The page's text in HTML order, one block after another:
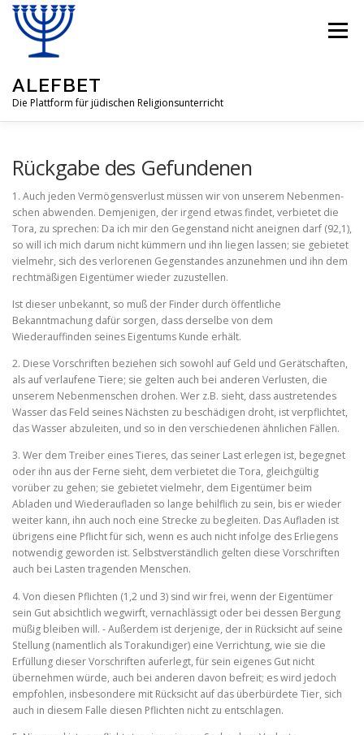
Zum
Inhalt
springen
ALEFBET
Die Plattform für jüdischen Religionsunterricht
Menü
FRAGEN & ANTWORTEN LEHRMATERIAL
GASTBEITRÄGE ÜBER UNSERE IDEE
Rückgabe des Gefundenen
1. Auch jeden Vermögensverlust müssen wir von unserem Nebenmen­
schen abwenden. Demjenigen, der irgend etwas findet, verbietet die
Tora, zu sprechen: Da ich mir den Gegenstand nicht aneignen darf (92,1),
so will ich mich darum nicht kümmern und ihn liegen lassen; sie gebietet
vielmehr, sich des verlorenen Gegenstandes anzunehmen und ihn dem
rechtmäßigen Eigentümer wieder zuzustel­len.
Ist dieser unbekannt, so muß der Finder durch öffentliche
Bekanntmachung dafür sorgen, dass derselbe von dem
Wiederauffinden seines Eigentums Kunde erhält.
2. Diese Vorschriften beziehen sich sowohl auf Geld und Gerät­schaften,
als auf verlaufene Tiere; sie gelten auch bei anderen Verlusten, die
unserem Nebenmenschen drohen. Wer z.B. sieht, dass austretendes
Wasser das Feld seines Nächsten zu beschädigen droht, ist verpflichtet,
das Wasser abzuleiten, und so in den verschiedenen ähnlichen Fällen.
3. Wer dem Treiber eines Tieres, das seiner Last erlegen ist, begegnet
oder ihn aus der Ferne sieht, dem verbietet die Tora, gleichgültig
vorüber zu gehen; sie gebietet vielmehr, dem Eigen­tümer beim
Abladen und Wiederaufladen so lange behilflich zu sein, bis er wieder
weiter kann, ihn auch noch eine Strecke zu begleiten. Das Aufladen ist
übrigens eine Pflicht für sich, wenn es auch nicht infolge des Erliegens
notwendig geworden ist. Selbstverständlich gelten diese Vorschriften
auch bei Lasten tragenden Menschen.
4. Von diesen Pflichten (1,2 und 3) sind wir frei, wenn der Eigentümer
sein Gut absichtlich wegwirft, vernachlässigt oder bei dessen Bergung
müßig bleiben will. ‑ Außerdem ist derjenige, der in Rücksicht auf seine
Stellung (namentlich als Torakundiger) eine Verrichtung, wie sie die
Erfüllung dieser Vorschriften auferlegt, für sein eigenes Gut nicht
übernehmen würde, auch bei anderen davon befreit; es wird jedoch
empfohlen, insbesondere mit Rücksicht auf das überbürdete Tier, sich
auch in diesem Falle diesen Pflichten nicht zu entschlagen.